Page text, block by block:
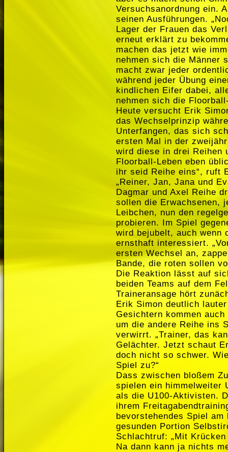
Versuchsanordnung ein.
seinen Ausführungen.
Lager der Frauen das
erneut erklärt zu
machen das jetzt wie
nehmen sich die Männer
macht zwar jeder
während jeder Übung
kindlichen Eifer dabei,
nehmen sich die
Heute versucht Erik
das Wechselprinzip
Unterfangen, das sich
ersten Mal in der
wird diese in drei Reihen
Floorball-Leben eben
ihr seid Reihe eins“, ruft
„Reiner, Jan, Jana und
Dagmar und Axel Reihe
sollen die Erwachsenen,
Leibchen, nun den
probieren. Im Spiel
wird bejubelt, auch wenn
ernsthaft interessiert.
ersten Wechsel an,
Bande, die roten sollen
Die Reaktion lässt auf
beiden Teams auf dem
Traineransage hört
Erik Simon deutlich
Gesichtern kommen
um die andere Reihe ins
verwirrt. „Trainer, das
Gelächter. Jetzt schaut
doch nicht so schwer.
Spiel zu?“
Dass zwischen bloßem
spielen ein himmelweiter
als die U100-Aktivisten.
ihrem
bevorstehendes Spiel
gesunden Portion
Schlachtruf: „Mit
Na dann kann ja nichts